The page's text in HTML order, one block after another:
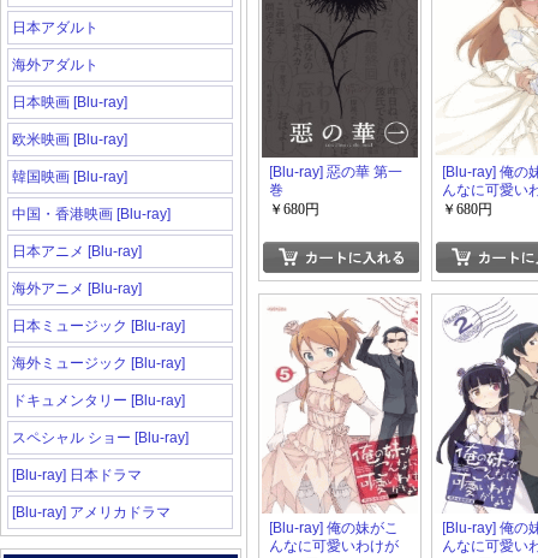
日本アダルト
海外アダルト
日本映画 [Blu-ray]
欧米映画 [Blu-ray]
韓国映画 [Blu-ray]
中国・香港映画 [Blu-ray]
日本アニメ [Blu-ray]
海外アニメ [Blu-ray]
日本ミュージック [Blu-ray]
海外ミュージック [Blu-ray]
ドキュメンタリー [Blu-ray]
スペシャル ショー [Blu-ray]
[Blu-ray] 日本ドラマ
[Blu-ray] アメリカドラマ
[Blu-ray] 惡の華 第一
巻
￥680円
[Blu-ray] 俺の
んなに可愛い
ない。2-8
￥680円
[Blu-ray] 俺の妹がこ
んなに可愛いわけが
[Blu-ray] 俺の
んなに可愛い